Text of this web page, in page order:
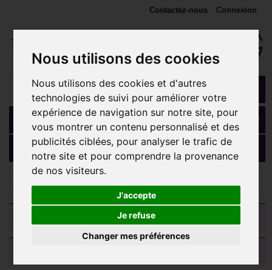
Nous utilisons des cookies
Nous utilisons des cookies et d'autres
technologies de suivi pour améliorer votre
expérience de navigation sur notre site, pour
vous montrer un contenu personnalisé et des
publicités ciblées, pour analyser le trafic de
notre site et pour comprendre la provenance
de nos visiteurs.
J'accepte
Je refuse
Changer mes préférences
Connexion
Contactez-nous
Panier (vide)
MENU
ANNEAUX, fers à cheval, spirales
cheval avec 2 boules à visser titane anodisé 1,6 mm ATCB